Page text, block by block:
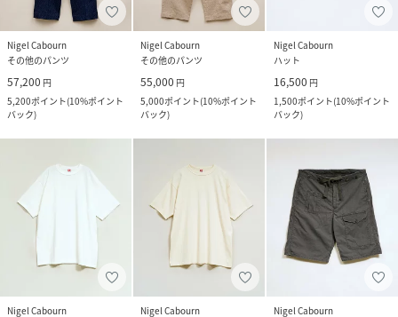
Nigel Cabourn
その他のパンツ
57,200 円
5,200ポイント(10%ポイント
バック)
Nigel Cabourn
その他のパンツ
55,000 円
5,000ポイント(10%ポイント
バック)
Nigel Cabourn
ハット
16,500 円
1,500ポイント(10%ポイント
バック)
Nigel Cabourn
Nigel Cabourn
Nigel Cabourn